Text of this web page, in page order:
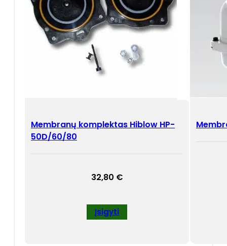
Membranų komplektas Hiblow HP-
50D/60/80
32,80 €
Įsigyti